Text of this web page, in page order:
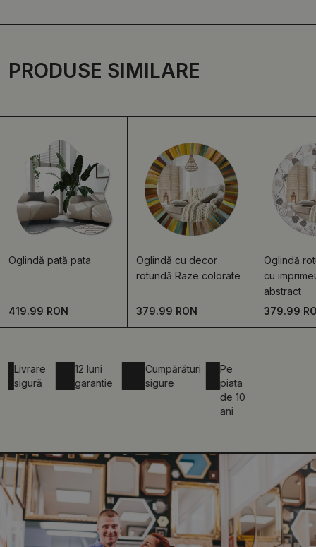
PRODUSE SIMILARE
Oglindă pată pata
419.99 RON
Oglindă cu decor
rotundă Raze colorate
379.99 RON
Oglindă
cu
abstract
379.99
12 luni
garantie
Cumpărături
sigure
Pe
de 10